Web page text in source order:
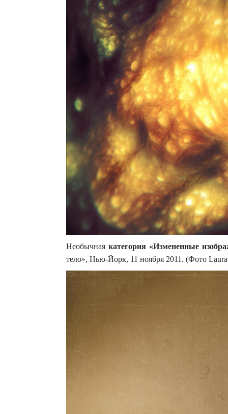
Необычнаякатегория «Измененные
тело», Нью-Йорк, 11 ноября 2011. (Фото